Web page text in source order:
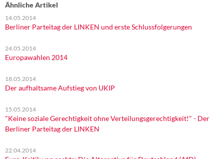
Ähnliche Artikel
14.05.2014
Berliner Parteitag der LINKEN und erste Schlussfolgerungen
24.05.2014
Europawahlen 2014
18.05.2014
Der aufhaltsame Aufstieg von UKIP
15.05.2014
"Keine soziale Gerechtigkeit ohne Verteilungsgerechtigkeit!" - Der
Berliner Parteitag der LINKEN
22.04.2014